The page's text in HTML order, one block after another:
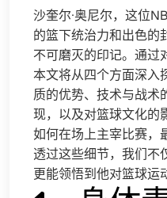
沙奎尔·奥尼尔，这位
的篮下统治力和出色的
不可磨灭的印记。通过
本文将从四个方面深入
质的优势、技术与战术
现，以及对篮球文化的
如何在场上主宰比赛，
透过这些细节，我们不
更能领悟到他对篮球运